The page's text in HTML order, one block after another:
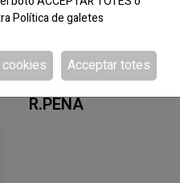
CODI:060055
SARDINETES
R.PEÑA
Política de galetes
Acceptar totes
cookies